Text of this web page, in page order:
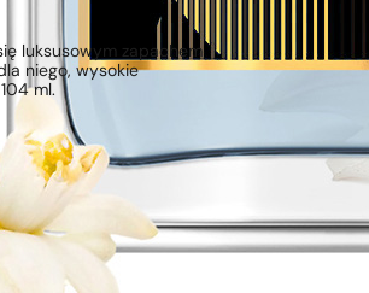
luksusowym zapachem
niego, wysokie
ml.